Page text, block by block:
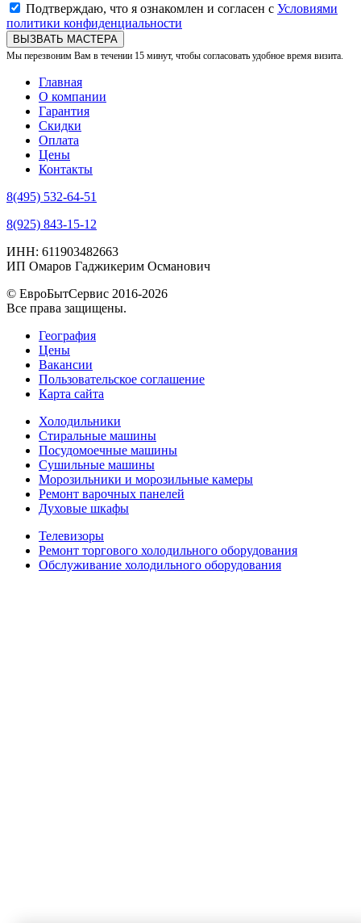
Подтверждаю, что я ознакомлен и согласен с Условиями
политики конфиденциальности
ВЫЗВАТЬ МАСТЕРА
Мы перезвоним Вам в течении 15 минут, чтобы согласовать удобное время визита.
Главная
О компании
Гарантия
Скидки
Оплата
Цены
Контакты
8(495) 532-64-51
8(925) 843-15-12
ИНН: 611903482663
ИП Омаров Гаджикерим Османович
© ЕвроБытСервис 2016-2026
Все права защищены.
География
Цены
Вакансии
Пользовательское соглашение
Карта сайта
Холодильники
Стиральные машины
Посудомоечные машины
Сушильные машины
Морозильники и морозильные камеры
Ремонт варочных панелей
Духовые шкафы
Телевизоры
Ремонт торгового холодильного оборудования
Обслуживание холодильного оборудования